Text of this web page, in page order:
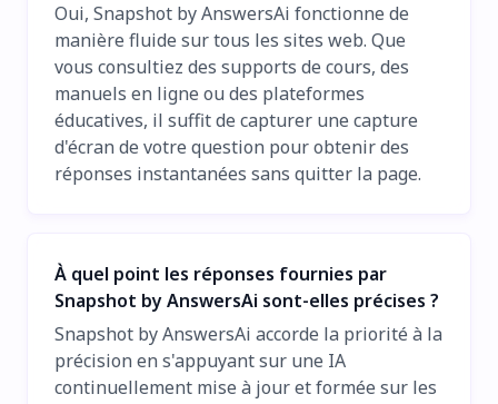
Oui, Snapshot by AnswersAi fonctionne de
manière fluide sur tous les sites web. Que
vous consultiez des supports de cours, des
manuels en ligne ou des plateformes
éducatives, il suffit de capturer une capture
d'écran de votre question pour obtenir des
réponses instantanées sans quitter la page.
À quel point les réponses fournies par
Snapshot by AnswersAi sont-elles précises ?
Snapshot by AnswersAi accorde la priorité à la
précision en s'appuyant sur une IA
continuellement mise à jour et formée sur les